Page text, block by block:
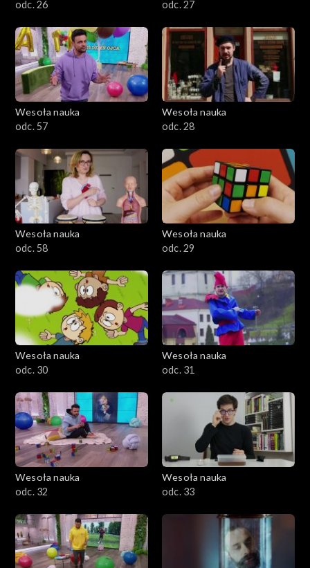
odc. 26 odc. 27
Wesoła nauka
odc. 57
Wesoła nauka
odc. 28
Wesoła nauka
odc. 58
Wesoła nauka
odc. 29
Wesoła nauka
odc. 30
Wesoła nauka
odc. 31
Wesoła nauka
odc. 32
Wesoła nauka
odc. 33